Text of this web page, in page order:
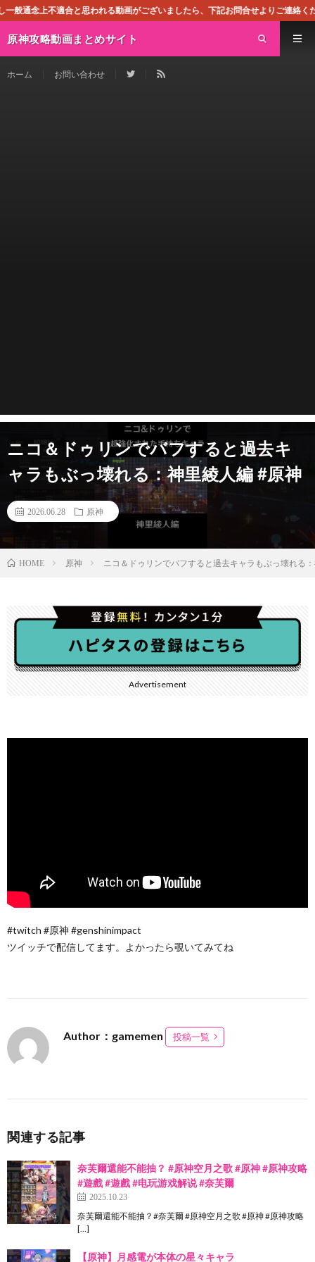
われる動画がございましたら、下記お問合せよりご連絡ください。即刻対
原神攻略動画まとめサイト
ホーム お問い合わせ
ニコ＆ドゥリンでバフすると過去キ
ャラもぶっ壊れる：神里綾人編 #原神
2026.06.28 原神
HOME 原神 ニコ＆ドゥリンでバフすると過去キャラもぶっ壊れる
Advertisement
#twitch #原神 #genshinimpact
ツイッチで配信してます。よかったら覗いてみてね
Author：gamemen 投稿一覧
関連する記事
奈芙爾還能不能抽？ #原神空月之歌 #原神 #原神攻略
#遊戲 #遊戲 #电玩游戏解说 #奈芙爾
2025.10.23
奈芙爾還能不能抽？#奈芙爾 #原神空月之歌 #原神 #原神攻略
[…]
【原神】月感電が本体の星々キャラ